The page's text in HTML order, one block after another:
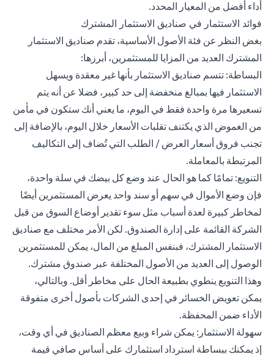
أداء أفضل من المعيار المحدد.
فوائد الاستثمار في صناديق الاستثمار المشترك
بغض النظر عن فئة الأصول الأساسية، تقدم صناديق الاستثمار
المشترك العديد من المزايا للمستثمرين، أبرزها:
البساطة: تتسم صناديق الاستثمار بأنها غير معقدة ويسهل
الاستثمار فيها بمبالغ منخفضة إلى حد كبير، فضلا عن أنه يتم
تسعيرها مرة واحدة فقط في اليوم، ما يعني أنك ستكون في مأمن
من الغموض الذي يكتنف تقلبات الأسعار خلال اليوم، بالإضافة إلى
تجنب فروق أسعار العرض / الطلب التي تُضاف إلى التكاليف
المرتبطة بالمعاملة.
التنويع: تمامًا كما هو الحال عند وضع كل بيضك في سلة واحدة،
فإن وضع الأموال في سهم أو سند واحد يعرض المستثمرين أيضًا
لمخاطر كبيرة لعدة أسباب مثل سوء تقدير أوضاع السوق من قبل
الشركة القائمة على إدارة الصندوق. لكن الأمر مختلف مع صناديق
الاستثمار المشترك، فبنفس المبلغ من المال، يمكن للمستثمرين
الوصول إلى العديد من الأصول المختلفة عبر صندوق مشترك.
وهذا التنويع ينطوي بطبيعة الحال على مخاطر أقل. وبالتالي،
يمكن تعويض الخسائر في إحدى الشركات بأصول أخرى متفوقة
الأداء ضمن المحفظة.
سهولة الاستثمار: يمكن شراء وبيع معظم الصناديق في أي وقت،
إذ يمكنك ببساطة استرداد استثمارك على أساس صافي قيمة